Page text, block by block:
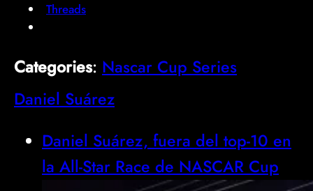
Threads
Categories: Nascar Cup Series
Daniel Suárez
Daniel Suárez, fuera del top-10 en
la All-Star Race de NASCAR Cup